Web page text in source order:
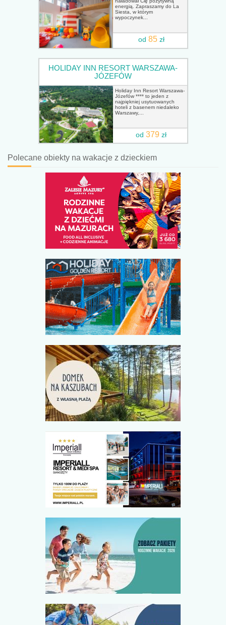
energią. Zapraszamy do La
Siesta, w którym
wypoczynek...
od 85zł
HOLIDAY INN RESORT WARSZAWA-
JÓZEFÓW
Holiday Inn Resort Warszawa-
Józefów **** to jeden z
najpiękniej usytuowanych
hoteli z basenem niedaleko
Warszawy,...
od379 zł
Polecane obiekty na wakacje z dzieckiem